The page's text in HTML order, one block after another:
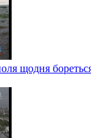
щодня